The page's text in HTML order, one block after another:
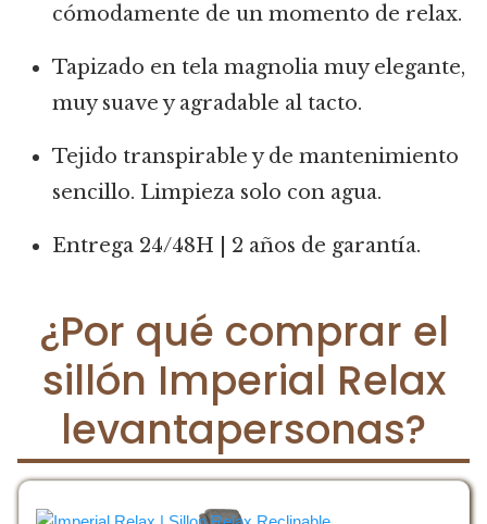
cómodamente de un momento de relax.
Tapizado en tela magnolia muy elegante,
muy suave y agradable al tacto.
Tejido transpirable y de mantenimiento
sencillo. Limpieza solo con agua.
Entrega 24/48H | 2 años de garantía.
¿Por qué comprar el
sillón Imperial Relax
levantapersonas?